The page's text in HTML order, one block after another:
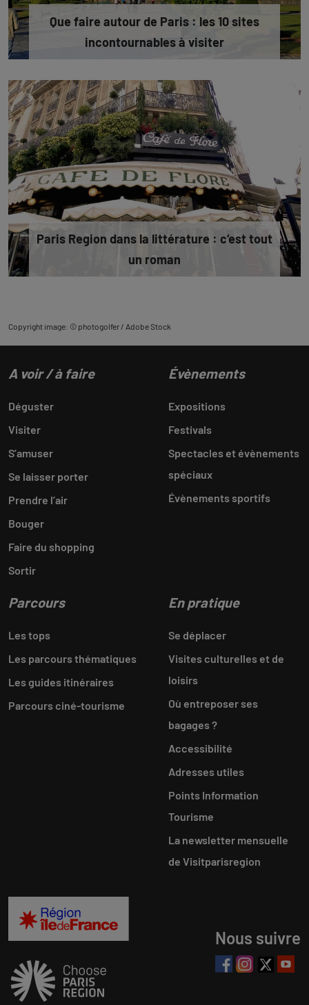
Que faire autour de Paris : les 10 sites
incontournables à visiter
Paris Region dans la littérature : c’est tout
un roman
Copyright image: © photogolfer / Adobe Stock
A voir / à faire
Déguster
Visiter
S’amuser
Se laisser porter
Prendre l’air
Bouger
Faire du shopping
Sortir
Évènements
Expositions
Festivals
Spectacles et évènements
spéciaux
Évènements sportifs
Parcours
Les tops
Les parcours thématiques
Les guides itinéraires
Parcours ciné-tourisme
En pratique
Se déplacer
Visites culturelles et de
loisirs
Où entreposer ses
bagages ?
Accessibilité
Adresses utiles
Points Information
Tourisme
La newsletter mensuelle
de Visitparisregion
Nous suivre